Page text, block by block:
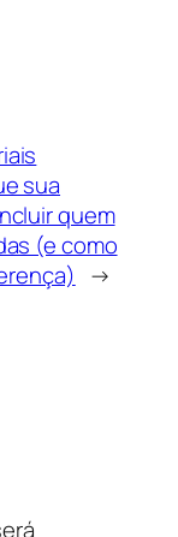
sua
quem
(e como
→